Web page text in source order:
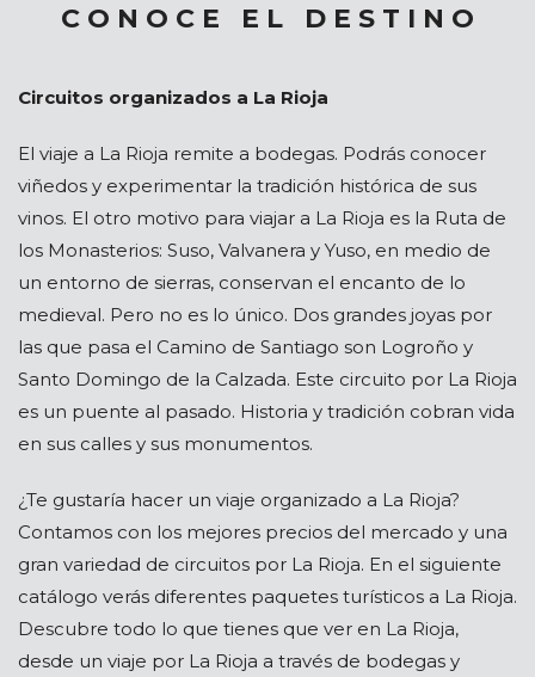
C O N O C E E L D E S T I N O
Circuitos organizados a La Rioja
El viaje a La Rioja remite a bodegas. Podrás conocer
viñedos y experimentar la tradición histórica de sus
vinos. El otro motivo para viajar a La Rioja es la Ruta de
los Monasterios: Suso, Valvanera y Yuso, en medio de
un entorno de sierras, conservan el encanto de lo
medieval. Pero no es lo único. Dos grandes joyas por
las que pasa el Camino de Santiago son Logroño y
Santo Domingo de la Calzada. Este circuito por La Rioja
es un puente al pasado. Historia y tradición cobran vida
en sus calles y sus monumentos.
¿Te gustaría hacer un viaje organizado a La Rioja?
Contamos con los mejores precios del mercado y una
gran variedad de circuitos por La Rioja. En el siguiente
catálogo verás diferentes paquetes turísticos a La Rioja.
Descubre todo lo que tienes que ver en La Rioja,
desde un viaje por La Rioja a través de bodegas y